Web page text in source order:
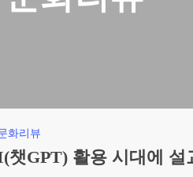
화리뷰
챗GPT) 활용 시대에 설